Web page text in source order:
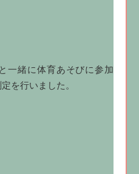
一緒に体育あそびに参加
を行いました。